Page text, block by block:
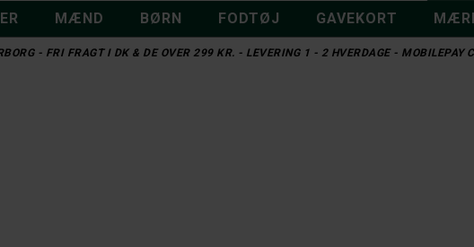
MÆND BØRN FODTØJ GAVEKORT
- FRI FRAGT I DK & DE OVER 299 KR. - LEVERING 1 - 2 HVERDAGE - MOBILEPAY